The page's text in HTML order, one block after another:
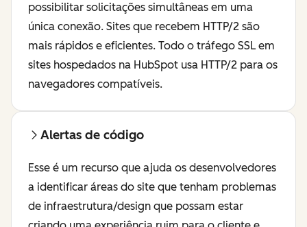
possibilitar solicitações simultâneas em uma
única conexão. Sites que recebem HTTP/2 são
mais rápidos e eficientes. Todo o tráfego SSL em
sites hospedados na HubSpot usa HTTP/2 para os
navegadores compatíveis.
Alertas de código
Esse é um recurso que ajuda os desenvolvedores
a identificar áreas do site que tenham problemas
de infraestrutura/design que possam estar